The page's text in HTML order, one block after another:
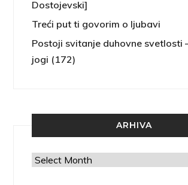
Dostojevski]
Treći put ti govorim o ljubavi
Postoji svitanje duhovne svetlosti
jogi (172)
ARHIVA
Arhiva